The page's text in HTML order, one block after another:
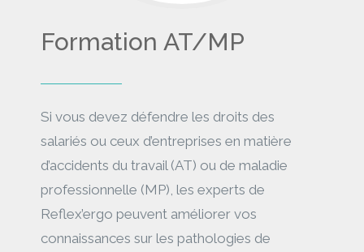
Formation AT/MP
Si vous devez défendre les droits des
salariés ou ceux d’entreprises en matière
d’accidents du travail (AT) ou de maladie
professionnelle (MP), les experts de
Reflex’ergo peuvent améliorer vos
connaissances sur les pathologies de